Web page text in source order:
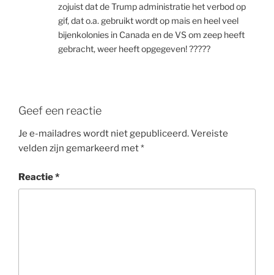
zojuist dat de Trump administratie het verbod op
gif, dat o.a. gebruikt wordt op mais en heel veel
bijenkolonies in Canada en de VS om zeep heeft
gebracht, weer heeft opgegeven! ?????
Geef een reactie
Je e-mailadres wordt niet gepubliceerd.Vereiste
velden zijn gemarkeerd met*
Reactie*